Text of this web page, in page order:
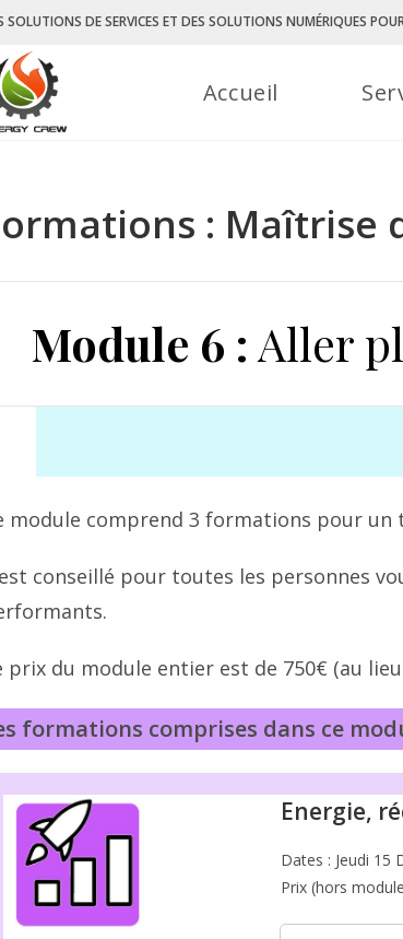
SOLUTIONS DE SERVICES ET DES SOLUTIONS NUMÉRIQUES
Accueil
: Maîtrise
Module 6 : Aller
module comprend 3 formations pour un
conseillé pour toutes les personnes
prix du module entier est de 750€ (au lieu
formations comprises dans ce
Energie,
Dates : Jeudi 15
Prix (hors